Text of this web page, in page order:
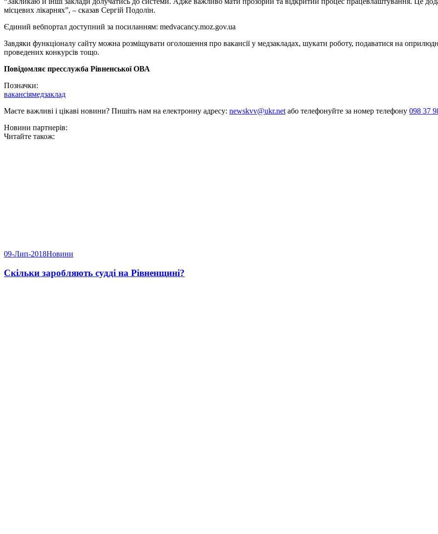
місцевих лікарнях”, – сказав Сергій Подолін.
Єдиний вебпортал доступний за посиланням: medvacancy.moz.gov.ua
Завдяки функціоналу сайту можна розміщувати оголошення про вакансії у медзакладах, шукати роботу, подаватися на
проведених конкурсів тощо.
Повідомляє пресслужба Рівненської ОВА
Позначки:
вакансіямедзаклад
Маєте важливі і цікаві новини? Пишіть нам на електронну адресу: newskvv@ukr.netабо телефонуйте за номер телефону 098 37
Новини партнерів:
Читайте також:
09-Лип-2018Новини
Скільки заробляють судді на Рівненщині?